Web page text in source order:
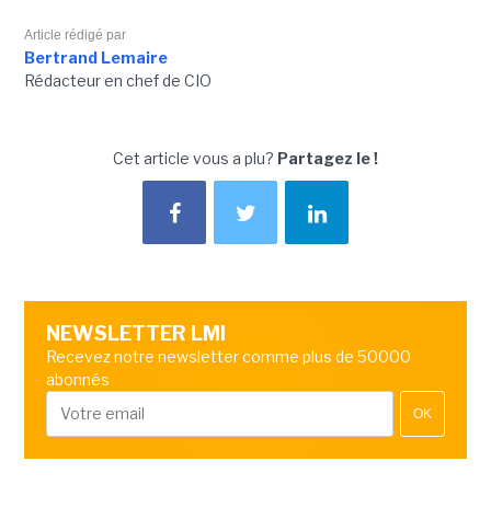
Article rédigé par
Bertrand Lemaire
Rédacteur en chef de CIO
Cet article vous a plu? Partagez le !
NEWSLETTER LMI
Recevez notre newsletter comme plus de 50000
abonnés
OK